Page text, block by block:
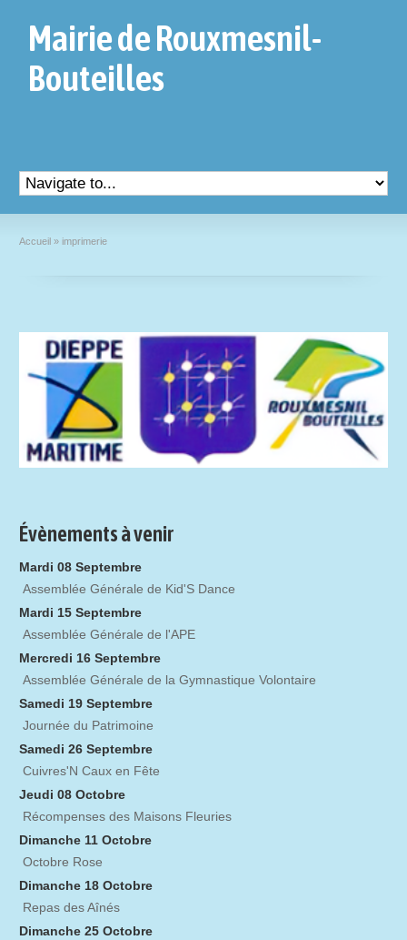
Mairie de Rouxmesnil-
Bouteilles
Accueil » imprimerie
Évènements à venir
Mardi 08 Septembre
Assemblée Générale de Kid'S Dance
Mardi 15 Septembre
Assemblée Générale de l'APE
Mercredi 16 Septembre
Assemblée Générale de la Gymnastique Volontaire
Samedi 19 Septembre
Journée du Patrimoine
Samedi 26 Septembre
Cuivres'N Caux en Fête
Jeudi 08 Octobre
Récompenses des Maisons Fleuries
Dimanche 11 Octobre
Octobre Rose
Dimanche 18 Octobre
Repas des Aînés
Dimanche 25 Octobre